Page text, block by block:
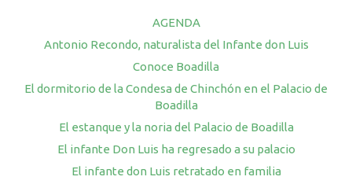
AGENDA
Antonio Recondo, naturalista del Infante don Luis
Conoce Boadilla
El dormitorio de la Condesa de Chinchón en el Palacio de
Boadilla
El estanque y la noria del Palacio de Boadilla
El infante Don Luis ha regresado a su palacio
El infante don Luis retratado en familia